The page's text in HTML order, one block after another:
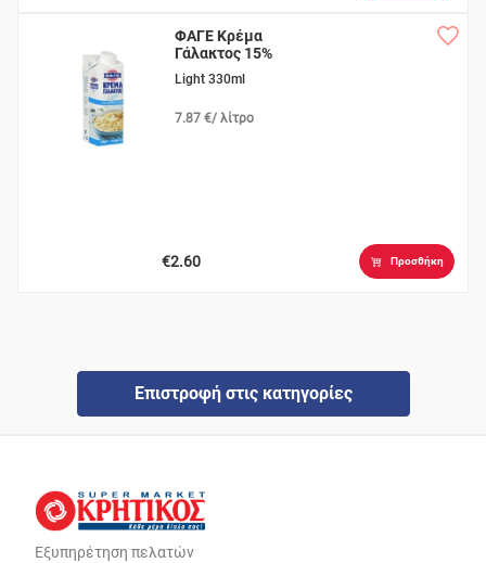
ΦΑΓΕ Κρέμα
Γάλακτος 15%
Light 330ml
7.87 €/ λίτρο
€2.60 Προσθήκη
Επιστροφή στις κατηγορίες
Εξυπηρέτηση πελατών